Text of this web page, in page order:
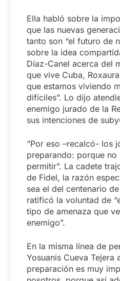
Ella habló sobre la
que las nuevas
tanto son “el futuro de
sobre la idea
Díaz-Canel acerca del
que vive Cuba,
que estamos viviendo
difíciles”. Lo dijo
enemigo jurado de la
sus intenciones de
“Por eso –recalcó- los
preparando: porque no
permitir”. La cadete
de Fidel, la razón
sea el del centenario
ratificó la voluntad de
tipo de amenaza que
enemigo”.
En la misma línea de
Yosuanis Cueva Tejera
preparación es muy